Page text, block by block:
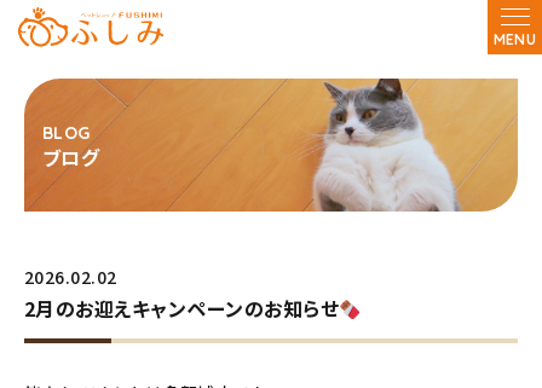
MENU
ブログ
2026.02.02
2月のお迎えキャンペーンのお知らせ